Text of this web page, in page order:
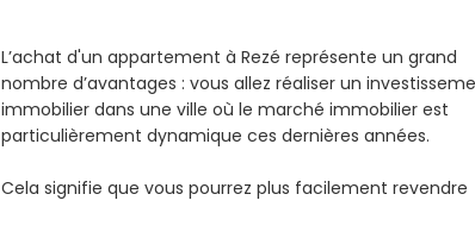
L’achat d'un appartement à Rezé représente un grand
nombre d’avantages : vous allez réaliser un
immobilier dans une ville où le marché immobilier est
particulièrement dynamique ces dernières années.
Cela signifie que vous pourrez plus facilement revendre